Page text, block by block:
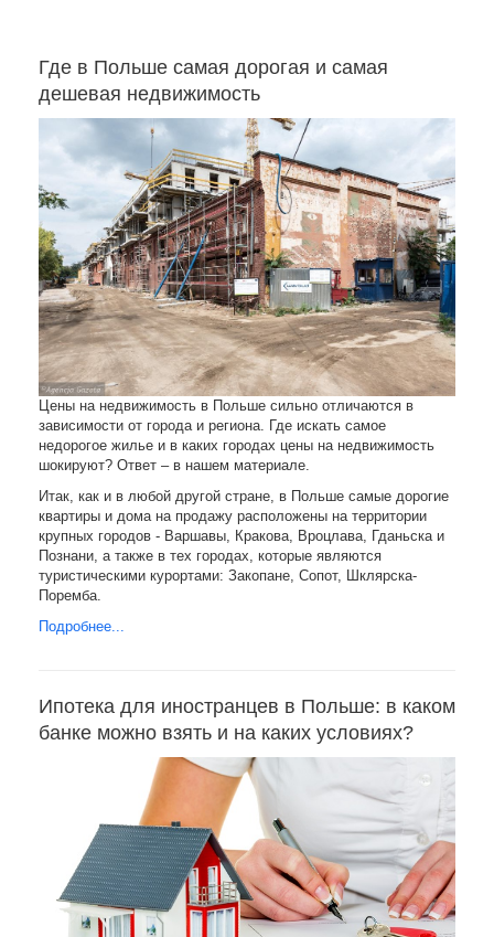
Где в Польше самая дорогая и самая
дешевая недвижимость
Цены на недвижимость в Польше сильно отличаются в
зависимости от города и региона. Где искать самое
недорогое жилье и в каких городах цены на недвижимость
шокируют? Ответ – в нашем материале.
Итак, как и в любой другой стране, в Польше самые дорогие
квартиры и дома на продажу расположены на территории
крупных городов - Варшавы, Кракова, Вроцлава, Гданьска и
Познани, а также в тех городах, которые являются
туристическими курортами: Закопане, Сопот, Шклярска-
Поремба.
Подробнее...
Ипотека для иностранцев в Польше: в каком
банке можно взять и на каких условиях?